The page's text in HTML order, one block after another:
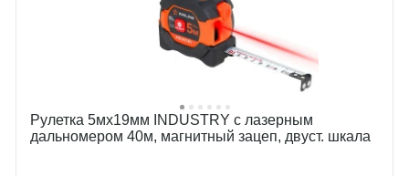
Рулетка 5мx19мм INDUSTRY c лазерным
дальномером 40м, магнитный зацеп, двуст. шкала